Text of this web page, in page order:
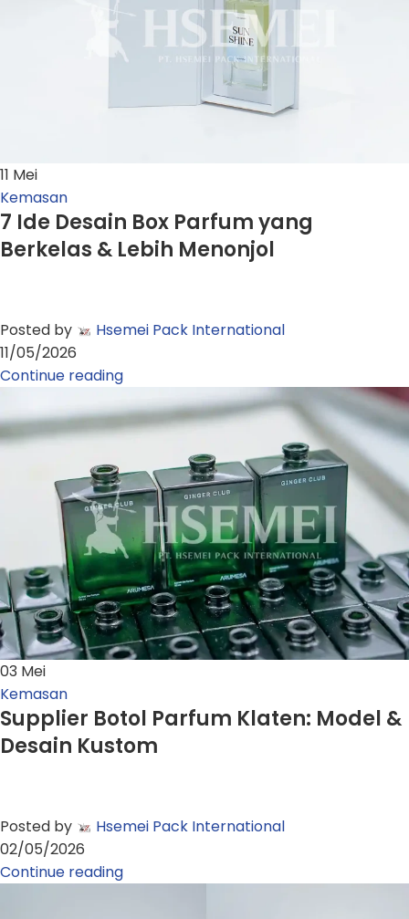
11 Mei
Kemasan
7 Ide Desain Box Parfum yang
Berkelas & Lebih Menonjol
Posted by
Hsemei Pack International
11/05/2026
Continue reading
03 Mei
Kemasan
Supplier Botol Parfum Klaten: Model &
Desain Kustom
Posted by
Hsemei Pack International
02/05/2026
Continue reading